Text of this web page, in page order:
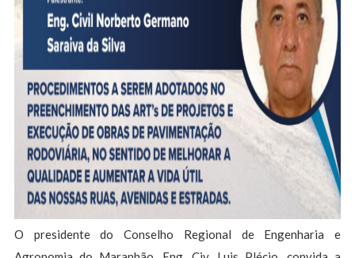
O presidente do Conselho Regional de Engenharia e